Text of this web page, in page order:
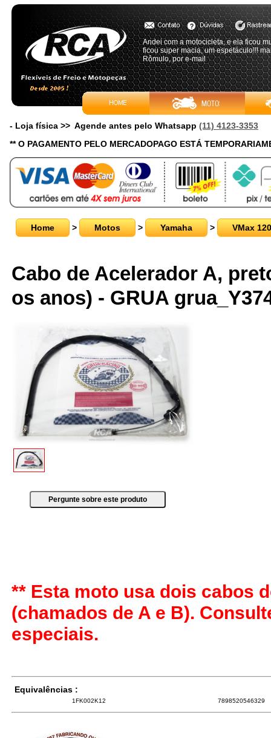
Andei com a motocicleta, e ela ficou
ficou super macia, um espetáculo!!!
Rômulo, por e-mail
- Loja física >> Agende antes pelo Whatsapp (11) 4123-3353
** O PAGAMENTO PELO MERCADOPAGO ESTÁ
Home > Motos > Yamaha > VMax
Cabo de Acelerador A,
os anos) - GRUA
** Esta moto usa dois cabos
(chamados de A e B).
especiais.
Equivalências :
1FK002K12 7898520546329